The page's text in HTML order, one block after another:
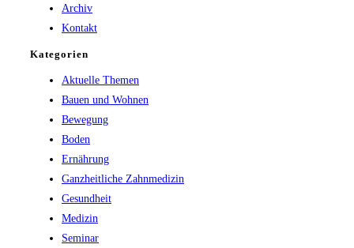
Archiv
Kontakt
Kategorien
Aktuelle Themen
Bauen und Wohnen
Bewegung
Boden
Ernährung
Ganzheitliche Zahnmedizin
Gesundheit
Medizin
Seminar